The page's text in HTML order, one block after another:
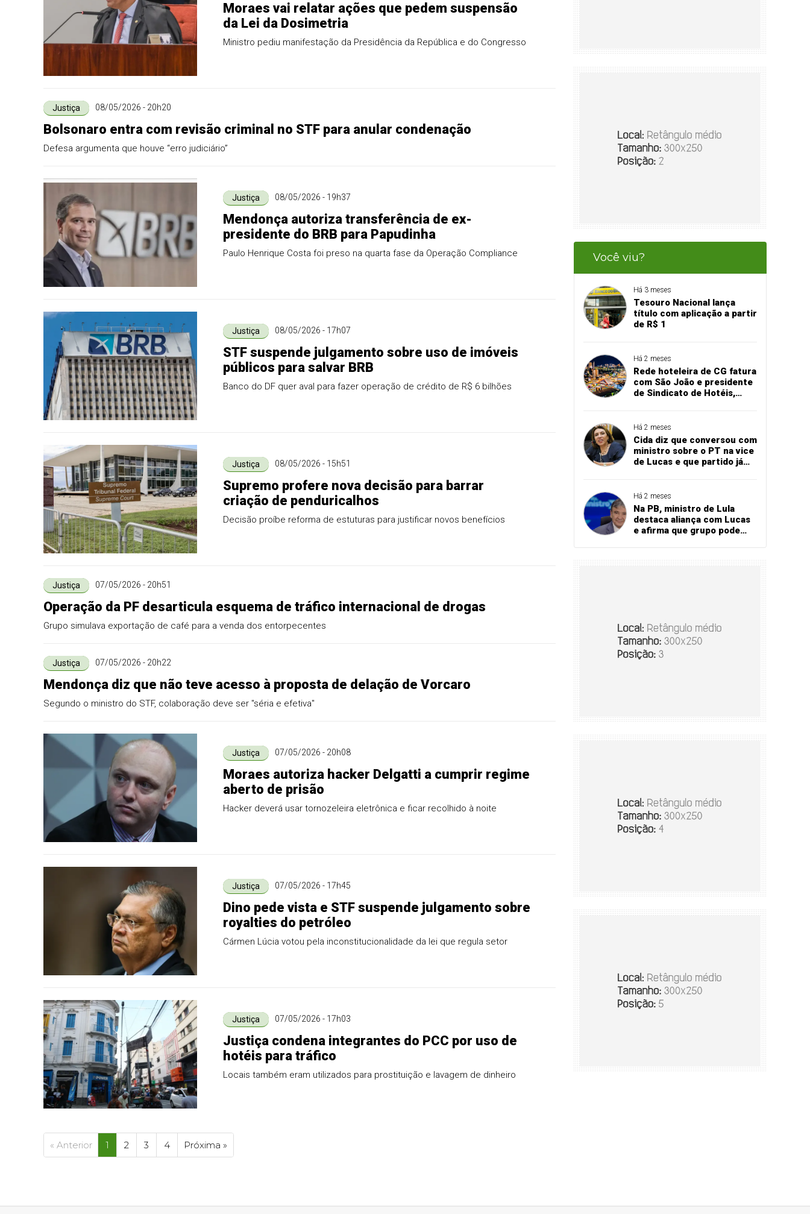
Moraes vai relatar ações que pedem suspensão
da Lei da Dosimetria
Ministro pediu manifestação da Presidência da República e do Congresso
Justiça 08/05/2026 - 20h20
Bolsonaro entra com revisão criminal no STF para anular condenação
Defesa argumenta que houve “erro judiciário”
Justiça 08/05/2026 - 19h37
Mendonça autoriza transferência de ex-
presidente do BRB para Papudinha
Paulo Henrique Costa foi preso na quarta fase da Operação Compliance
Justiça 08/05/2026 - 17h07
STF suspende julgamento sobre uso de imóveis
públicos para salvar BRB
Banco do DF quer aval para fazer operação de crédito de R$ 6 bilhões
Justiça 08/05/2026 - 15h51
Supremo profere nova decisão para barrar
criação de penduricalhos
Decisão proíbe reforma de estuturas para justificar novos benefícios
Justiça 07/05/2026 - 20h51
Operação da PF desarticula esquema de tráfico internacional de drogas
Grupo simulava exportação de café para a venda dos entorpecentes
Justiça 07/05/2026 - 20h22
Mendonça diz que não teve acesso à proposta de delação de Vorcaro
Segundo o ministro do STF, colaboração deve ser "séria e efetiva"
Justiça 07/05/2026 - 20h08
Moraes autoriza hacker Delgatti a cumprir regime
aberto de prisão
Hacker deverá usar tornozeleira eletrônica e ficar recolhido à noite
Justiça 07/05/2026 - 17h45
Dino pede vista e STF suspende julgamento sobre
royalties do petróleo
Cármen Lúcia votou pela inconstitucionalidade da lei que regula setor
Justiça 07/05/2026 - 17h03
Justiça condena integrantes do PCC por uso de
hotéis para tráfico
Locais também eram utilizados para prostituição e lavagem de dinheiro
« Anterior 1 2 3 4 Próxima »
Você viu?
Há 3 meses
Tesouro Nacional lança
título com aplicação a partir
de R$ 1
Há 2 meses
Rede hoteleira de CG fatura
com São João e presidente
de Sindicato de Hotéis,
Há 2 meses
Cida diz que conversou com
ministro sobre o PT na vice
de Lucas e que partido já
Há 2 meses
Na PB, ministro de Lula
destaca aliança com Lucas
e afirma que grupo pode